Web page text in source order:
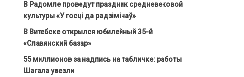
В Радомле проведут праздник средневековой
культуры «У госці да радзімічаў»
В Витебске открылся юбилейный 35-й
«Славянский базар»
55 миллионов за надпись на табличке: работы
Шагала увезли